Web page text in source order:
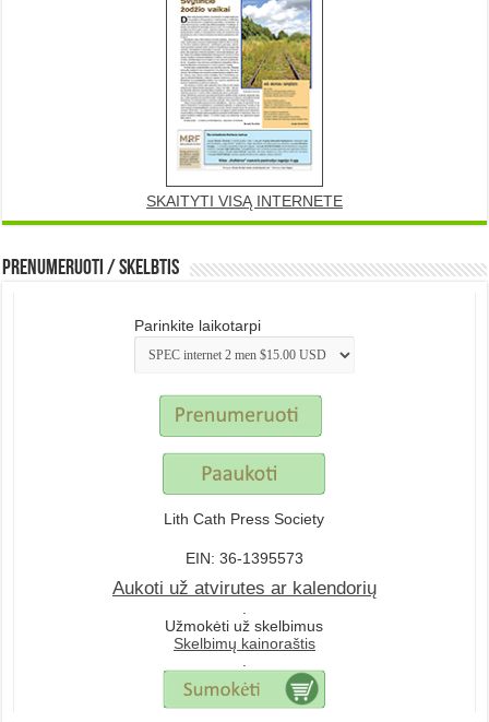
SKAITYTI VISĄ INTERNETE
Prenumeruoti / Skelbtis
Parinkite laikotarpi
Lith Cath Press Society
EIN: 36-1395573
Aukoti už atvirutes ar kalendorių
Užmokėti už skelbimus
Skelbimų kainoraštis